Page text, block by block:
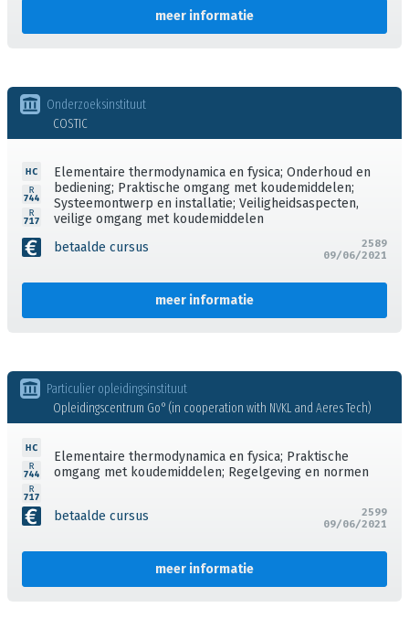
meer informatie
COSTIC
Onderzoeksinstituut
Elementaire thermodynamica en fysica; Onderhoud en
bediening; Praktische omgang met koudemiddelen;
Systeemontwerp en installatie; Veiligheidsaspecten,
veilige omgang met koudemiddelen
betaalde cursus
meer informatie
2589
09/06/2021
Opleidingscentrum Go° (in cooperation with NVKL and Aeres Tech)
Particulier opleidingsinstituut
Elementaire thermodynamica en fysica; Praktische
omgang met koudemiddelen; Regelgeving en normen
betaalde cursus
meer informatie
2599
09/06/2021